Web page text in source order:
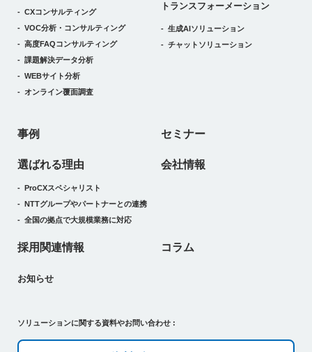
CXコンサルティング
VOC分析・コンサルティング
高度FAQコンサルティング
課題解決データ分析
WEBサイト分析
オンライン覆面調査
トランスフォーメーション
生成AIソリューション
チャットソリューション
事例 セミナー
選ばれる理由
ProCXスペシャリスト
NTTグループやパートナーとの連携
全国の拠点で大規模業務に対応
会社情報
採用関連情報 コラム
お知らせ
ソリューションに関する資料やお問い合わせ :